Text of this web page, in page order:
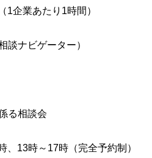
1企業あたり1時間）
談ナビゲーター）
る相談会
、13時～17時（完全予約制）